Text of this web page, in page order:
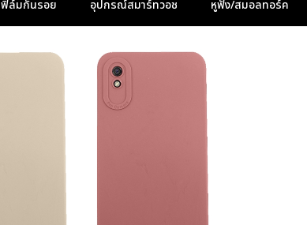
ฟิล์มกันรอย อุปกรณ์สมาร์ทวอช หูฟัง/สมอลทอร์ค